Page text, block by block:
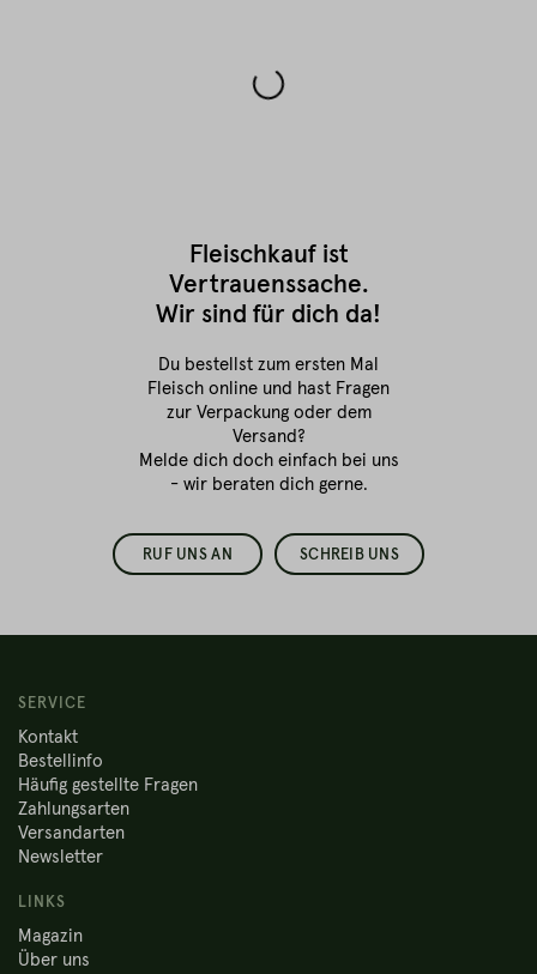
Fleischkauf ist
Vertrauenssache.
Wir sind für dich da!
Du bestellst zum ersten Mal
Fleisch online und hast Fragen
zur Verpackung oder dem
Versand?
Melde dich doch einfach bei uns
- wir beraten dich gerne.
RUF UNS AN SCHREIB UNS
SERVICE
Kontakt
Bestellinfo
Häufig gestellte Fragen
Zahlungsarten
Versandarten
Newsletter
LINKS
Magazin
Über uns